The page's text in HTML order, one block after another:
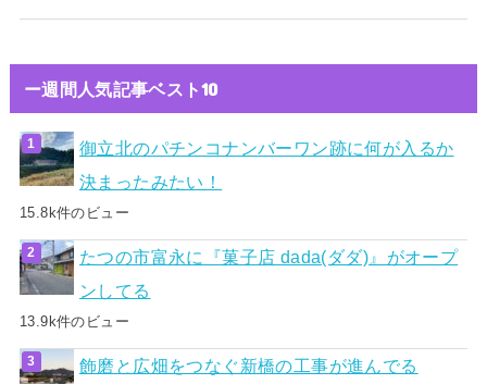
ー週間人気記事ベスト10
御立北のパチンコナンバーワン跡に何が入るか
決まったみたい！
15.8k件のビュー
たつの市富永に『菓子店 dada(ダダ)』がオープ
ンしてる
13.9k件のビュー
飾磨と広畑をつなぐ新橋の工事が進んでる